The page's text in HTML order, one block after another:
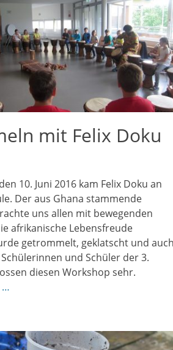
mit Felix Doku
10. Juni 2016 kam Felix Doku an
Der aus Ghana stammende
uns allen mit bewegenden
afrikanische Lebensfreude
getrommelt, geklatscht und
und Schüler der 3.
diesen Workshop sehr.
…